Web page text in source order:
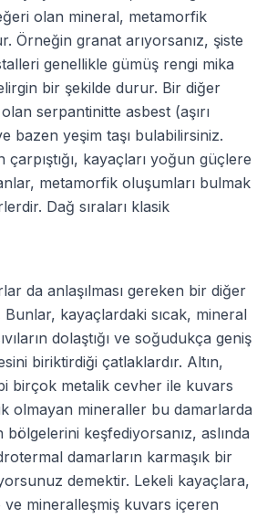
olan mineral, metamorfik
Örneğin granat arıyorsanız, şiste
genellikle gümüş rengi mika
bir şekilde durur. Bir diğer
serpantinitte asbest (aşırı
bazen yeşim taşı bulabilirsiniz.
çarpıştığı, kayaçları yoğun güçlere
metamorfik oluşumları bulmak
Dağ sıraları klasik
da anlaşılması gereken bir diğer
kayaçlardaki sıcak, mineral
dolaştığı ve soğudukça geniş
biriktirdiği çatlaklardır. Altın,
birçok metalik cevher ile kuvars
olmayan mineraller bu damarlarda
keşfediyorsanız, aslında
damarların karmaşık bir
demektir. Lekeli kayaçlara,
ve mineralleşmiş kuvars içeren